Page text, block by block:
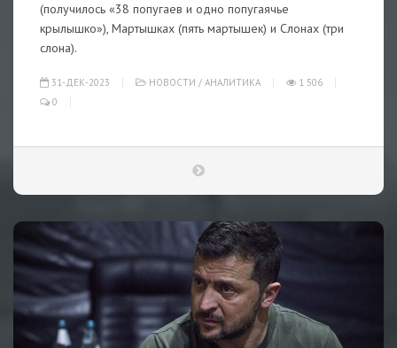
(получилось «38 попугаев и одно попугаячье
крылышко»), Мартышках (пять мартышек) и Слонах (три
слона).
31-ДЕК-2023 НОВОСТИ / АНАЛИТИКА
1 506
0